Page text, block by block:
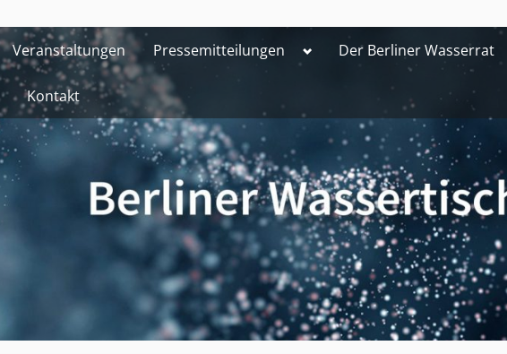
Veranstaltungen Pressemitteilungen ToggleDer Berliner Wasserrat
Kontakt